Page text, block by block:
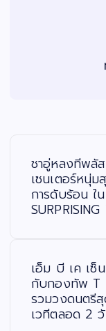
ชาอู่หลงทีพลั
เซนเตอร์หนุ่
การดับร้อน ใ
เอ็ม บี เค เซ็
กับกองทัพ T
รวมวงดนตรี
เวทีตลอด 2